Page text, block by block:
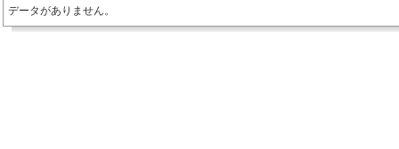
データがありません。